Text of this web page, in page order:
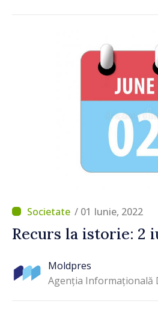
/ 01 Iunie, 2022
Recurs la istorie: 2
Moldpres
Agenția Informațională